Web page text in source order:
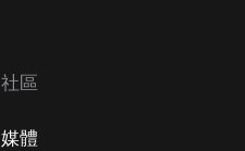
社區
媒體